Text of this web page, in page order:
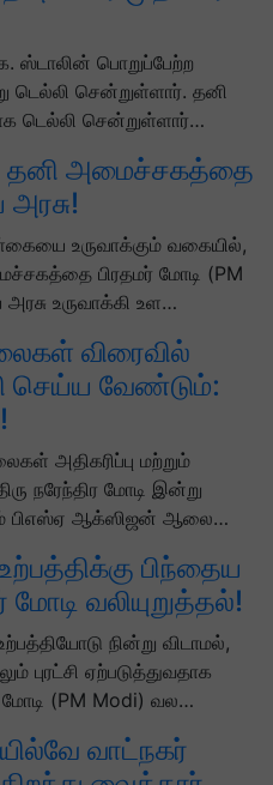
ஸ்டாலின் பொறுப்பேற்ற
டெல்லி சென்றுள்ளார். தனி
டெல்லி சென்றுள்ளார்…
தனி அமைச்சகத்தை
அரசு!
உருவாக்கும் வகையில்,
பிரதமர் மோடி (PM
உருவாக்கி உள…
விரைவில்
செய்ய வேண்டும்:
அதிகரிப்பு மற்றும்
நரேந்திர மோடி இன்று
பிஎஸ்ஏ ஆக்ஸிஜன் ஆலை…
பிந்தைய
மோடி வலியுறுத்தல்!
நின்று விடாமல்,
புரட்சி ஏற்படுத்துவதாக
(PM Modi) வல…
வாட்நகர்